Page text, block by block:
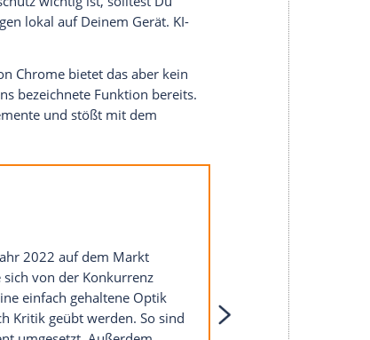
Firefox bietet diese Funktion. Über einen
dieser kann auch nicht die aktuell
und –ausgabe sind die Fähigkeiten also
Chatbot. Es stehen weitere Funktionen
können. So kann die KI zum Beispiel
gleichzeitig geöffneten Tabs arbeitest,
lässt sich auf diese Weise viel
Arc und Edge. Bei Opera musst Du erst den